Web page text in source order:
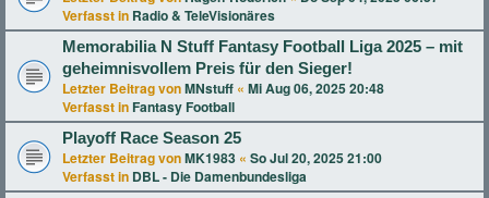
Verfasst in Radio & TeleVisionäres
Memorabilia N Stuff Fantasy Football Liga 2025 – mit
geheimnisvollem Preis für den Sieger!
Letzter Beitrag vonMNstuff « Mi Aug 06, 2025 20:48
Verfasst in Fantasy Football
Playoff Race Season 25
Letzter Beitrag vonMK1983 « So Jul 20, 2025 21:00
Verfasst in DBL - Die Damenbundesliga